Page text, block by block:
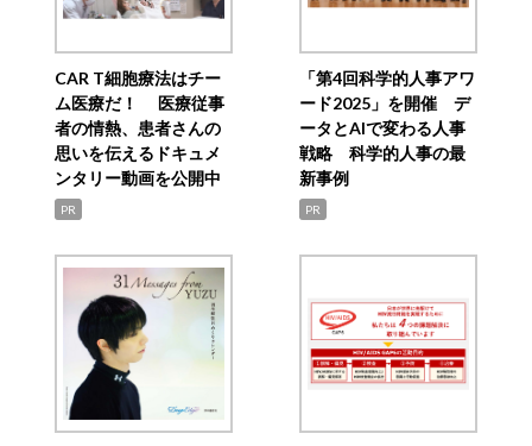
CAR T細胞療法はチー
ム医療だ！ 医療従事
者の情熱、患者さんの
思いを伝えるドキュメ
ンタリー動画を公開中
PR
「第4回科学的人事アワ
ード2025」を開催 デ
ータとAIで変わる人事
戦略 科学的人事の最
新事例
PR